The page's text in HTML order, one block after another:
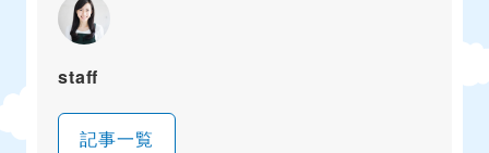
staff
記事一覧